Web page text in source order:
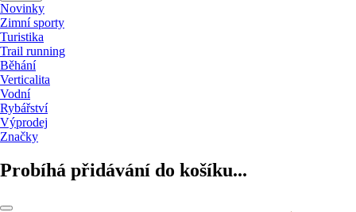
Novinky
Zimní sporty
Turistika
Trail running
Běhání
Verticalita
Vodní
Rybářství
Výprodej
Značky
Probíhá přidávání do košíku...